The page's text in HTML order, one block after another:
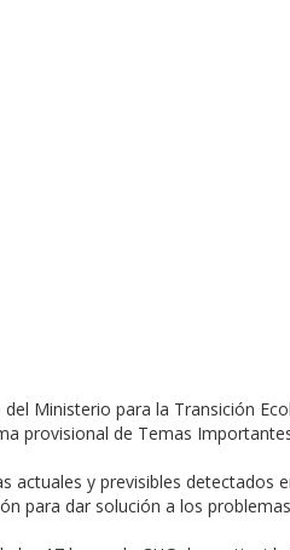
Ministerio para la Transición
provisional de Temas
y previsibles detectados
para dar solución a los